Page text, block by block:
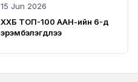
15 Jun 2026
ХХБ ТОП-100 ААН-ийн 6-д
эрэмбэлэгдлээ